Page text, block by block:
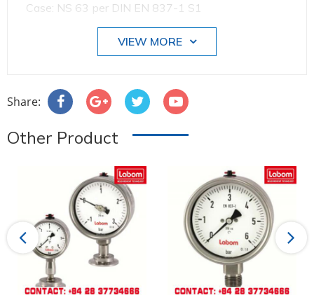
Case: NS 63 per DIN EN 837-1 S1
Case design: IP 65, process connection bottom
Nominal range: 0...160 kPa
** no preferential EU origin **
#BA5100 ECO-A3211 #labom #donghodoapsuat
#apsuatke #thietbicongnghiep #vait #vieta
#BOURDONTUBEPRESSUREGAUGE
VIEW MORE
Share:
Other Product
Previous Next